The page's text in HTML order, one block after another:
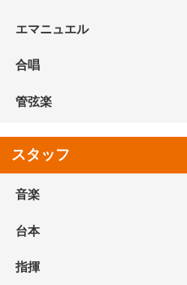
エマニュエル
合唱
管弦楽
スタッフ
音楽
台本
指揮